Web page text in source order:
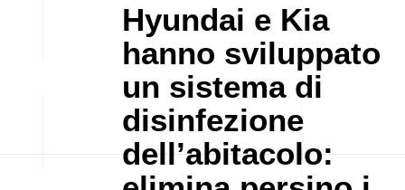
Hyundai e Kia
hanno sviluppato
un sistema di
disinfezione
dell’abitacolo: